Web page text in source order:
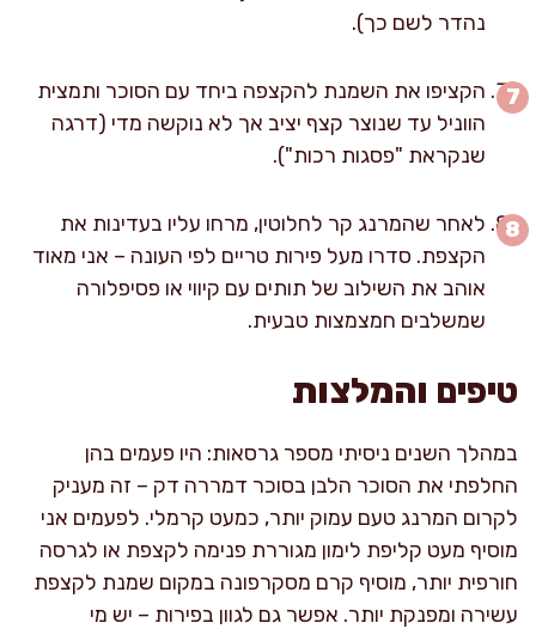
נהדר לשם כך).
הקציפו את השמנת להקצפה ביחד עם הסוכר ותמצית
הווניל עד שנוצר קצף יציב אך לא נוקשה מדי (דרגה
שנקראת "פסגות רכות").
לאחר שהמרנג קר לחלוטין, מרחו עליו בעדינות את
הקצפת. סדרו מעל פירות טריים לפי העונה – אני מאוד
אוהב את השילוב של תותים עם קיווי או פסיפלורה
שמשלבים חמצמצות טבעית.
טיפים והמלצות
במהלך השנים ניסיתי מספר גרסאות: היו פעמים בהן
החלפתי את הסוכר הלבן בסוכר דמררה דק – זה מעניק
לקרום המרנג טעם עמוק יותר, כמעט קרמלי. לפעמים אני
מוסיף מעט קליפת לימון מגוררת פנימה לקצפת או לגרסה
חורפית יותר, מוסיף קרם מסקרפונה במקום שמנת לקצפת
עשירה ומפנקת יותר. אפשר גם לגוון בפירות – יש מי